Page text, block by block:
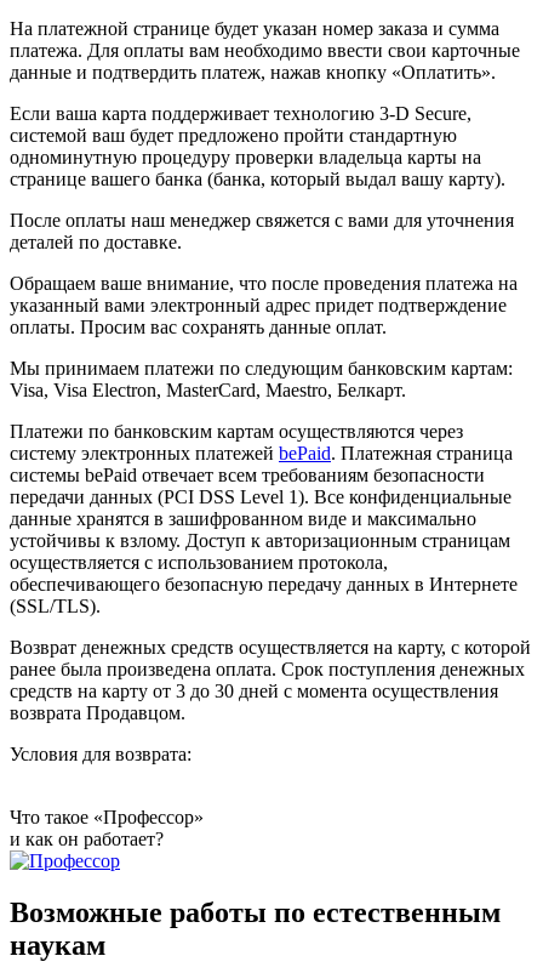
На платежной странице будет указан номер заказа и сумма
платежа. Для оплаты вам необходимо ввести свои карточные
данные и подтвердить платеж, нажав кнопку «Оплатить».
Если ваша карта поддерживает технологию 3-D Secure,
системой ваш будет предложено пройти стандартную
одноминутную процедуру проверки владельца карты на
странице вашего банка (банка, который выдал вашу карту).
После оплаты наш менеджер свяжется с вами для уточнения
деталей по доставке.
Обращаем ваше внимание, что после проведения платежа на
указанный вами электронный адрес придет подтверждение
оплаты. Просим вас сохранять данные оплат.
Мы принимаем платежи по следующим банковским картам:
Visa, Visa Electron, MasterCard, Maestro, Белкарт.
Платежи по банковским картам осуществляются через
систему электронных платежей bePaid. Платежная страница
системы bePaid отвечает всем требованиям безопасности
передачи данных (PCI DSS Level 1). Все конфиденциальные
данные хранятся в зашифрованном виде и максимально
устойчивы к взлому. Доступ к авторизационным страницам
осуществляется с использованием протокола,
обеспечивающего безопасную передачу данных в Интернетe
(SSL/TLS).
Возврат денежных средств осуществляется на карту, с которой
ранее была произведена оплата. Срок поступления денежных
средств на карту от 3 до 30 дней с момента осуществления
возврата Продавцом.
Условия для возврата:
Что такое «Профессор»
и как он работает?
Возможные работы по естественным
наукам